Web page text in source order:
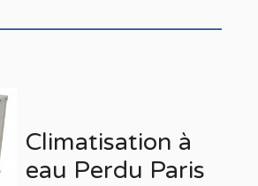
Climatisation à
eau Perdu Paris